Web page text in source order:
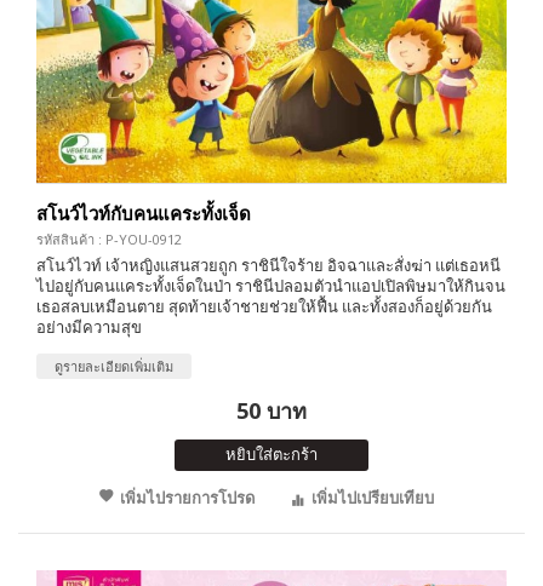
สโนว์ไวท์กับคนแคระทั้งเจ็ด
รหัสสินค้า : P-YOU-0912
สโนว์ไวท์ เจ้าหญิงแสนสวยถูก ราชินีใจร้าย อิจฉาและสั่งฆ่า แต่เธอหนี
ไปอยู่กับคนแคระทั้งเจ็ดในป่า ราชินีปลอมตัวนำแอปเปิลพิษมาให้กินจน
เธอสลบเหมือนตาย สุดท้ายเจ้าชายช่วยให้ฟื้น และทั้งสองก็อยู่ด้วยกัน
อย่างมีความสุข
ดูรายละเอียดเพิ่มเติม
50 บาท
หยิบใส่ตะกร้า
เพิ่มไปรายการโปรด
เพิ่มไปเปรียบเทียบ